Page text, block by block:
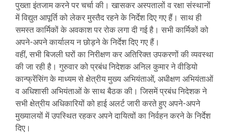
पुख्ता इंतजाम करने पर चर्चा की। खासकर अस्पतालों व रक्षा संस्थानों
में विद्युत आपूर्ति को लेकर मुस्तैद रहने के निर्देश दिए गए हैं। साथ ही
समस्त कार्मिकों के अवकाश पर रोक लगा दी गई है। सभी कार्मिकों को
अपने-अपने कार्यालय न छोड़ने के निर्देश दिए गए हैं।
वहीं, सभी बिजली घरों का निरीक्षण कर अतिरिक्त उपकरणों की व्यवस्था
की जा रही है। गुरुवार को प्रबंध निदेशक अनिल कुमार ने वीडियो
कान्फ्रेंसिंग के माध्यम से क्षेत्रीय मुख्य अभियंताओं, अधीक्षण अभियंताओं
व अधिशासी अभियंताओं के साथ बैठक की। जिसमें प्रबंध निदेशक ने
सभी क्षेत्रीय अधिकारियों को हाई अलर्ट जारी करते हुए अपने-अपने
मुख्यालयों में उपस्थित रहकर अपने दायित्वों का निर्वहन करने के निर्देश
दिए।